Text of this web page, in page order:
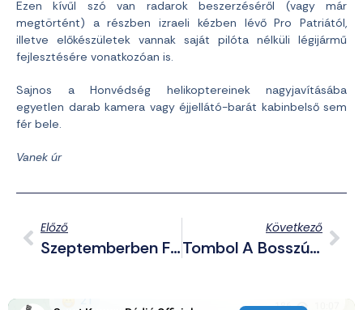
Ezen kívűl szó van radarok beszerzéséről (vagy már
megtörtént) a részben izraeli kézben lévő Pro Patriától,
illetve előkészületek vannak saját pilóta nélküli légijármű
fejlesztésére vonatkozóan is.
Sajnos a Honvédség helikoptereinek nagyjavításába
egyetlen darab kamera vagy éjjellátó-barát kabinbelső sem
fér bele.
Vanek úr
Előző
Szeptemberben Folytatódik A Székely Terrorügy
Következő
Tombol A Bosszú Népe – 100 Évesen Szabadulhat Auschwitz Könyvelője